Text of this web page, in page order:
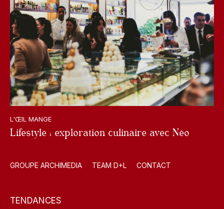
L'ŒIL MANGE
Lifestyle : exploration culinaire avec Néo
GROUPE ARCHIMEDIA TEAM D+L CONTACT
TENDANCES